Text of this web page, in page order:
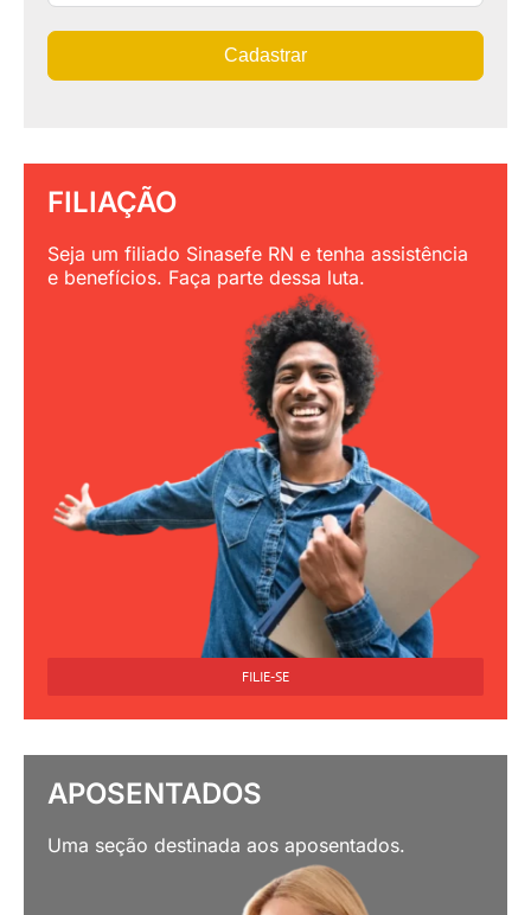
Cadastrar
FILIAÇÃO
Seja um filiado Sinasefe RN e tenha assistência
e benefícios. Faça parte dessa luta.
FILIE-SE
APOSENTADOS
Uma seção destinada aos aposentados.